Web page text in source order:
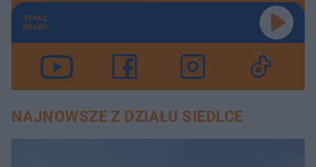
TERAZ
GRAMY
NAJNOWSZE Z DZIAŁU SIEDLCE